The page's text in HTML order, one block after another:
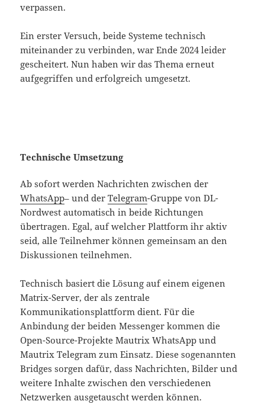
verpassen.
Ein erster Versuch, beide Systeme technisch
miteinander zu verbinden, war Ende 2024 leider
gescheitert. Nun haben wir das Thema erneut
aufgegriffen und erfolgreich umgesetzt.
Technische Umsetzung
Ab sofort werden Nachrichten zwischen der
WhatsApp– und derTelegram-Gruppe von DL-
Nordwest automatisch in beide Richtungen
übertragen. Egal, auf welcher Plattform ihr aktiv
seid, alle Teilnehmer können gemeinsam an den
Diskussionen teilnehmen.
Technisch basiert die Lösung auf einem eigenen
Matrix-Server, der als zentrale
Kommunikationsplattform dient. Für die
Anbindung der beiden Messenger kommen die
Open-Source-Projekte Mautrix WhatsApp und
Mautrix Telegram zum Einsatz. Diese sogenannten
Bridges sorgen dafür, dass Nachrichten, Bilder und
weitere Inhalte zwischen den verschiedenen
Netzwerken ausgetauscht werden können.